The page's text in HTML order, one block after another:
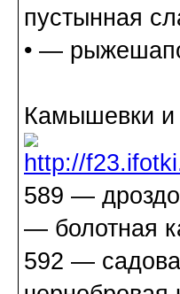
пустынная
• —
Камышевки и
589 —
— болотная
592 —